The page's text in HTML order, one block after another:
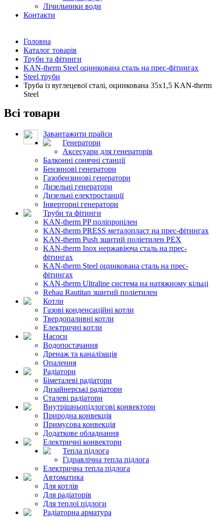
Лічильники води
Контакти
Головна
Каталог товарів
Труби та фітинги
KAN-therm Steel оцинкована сталь на прес-фітингах
Steel труби
Труба із вуглецевої сталі, оцинкована 35x1,5 KAN-therm
Steel
Всі товари
Завантажити прайси
Генератори
Аксесуари для генераторів
Балконні сонячні станції
Бензинові генератори
Газобензинові генератори
Дизельні генератори
Дизельні електростанції
Інверторні генератори
Труби та фітинги
KAN-therm PP поліпропілен
KAN-therm PRESS металопласт на прес-фітингах
KAN-therm Push зшитий поліетилен PEX
KAN-therm Inox нержавіюча сталь на прес-
фітингах
KAN-therm Steel оцинкована сталь на прес-
фітингах
KAN-therm Ultraline система на натяжному кільці
Rehau Rautitan зшитий поліетилен
Котли
Газові конденсаційні котли
Твердопаливні котли
Електричні котли
Насоси
Водопостачання
Дренаж та каналізація
Опалення
Радіатори
Біметалеві радіатори
Дизайнерські радіатори
Сталеві радіатори
Внутрішньопідлогові конвектори
Природна конвекція
Примусова конвекція
Додаткове обладнання
Електричні конвектори
Тепла підлога
Гідравлічна тепла підлога
Електрична тепла підлога
Автоматика
Для котлів
Для радіаторів
Для теплої підлоги
Радіаторна арматура